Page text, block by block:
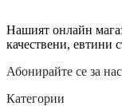
Нашият онлайн
качествени, евтини
Абонирайте се за нас
Категории